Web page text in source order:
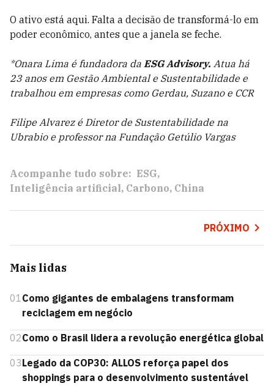
O ativo está aqui. Falta a decisão de transformá-lo em
poder econômico, antes que a janela se feche.
*Onara Lima é fundadora da ESG Advisory. Atua há
23 anos em Gestão Ambiental e Sustentabilidade e
trabalhou em empresas como Gerdau, Suzano e CCR
Filipe Alvarez é Diretor de Sustentabilidade na
Ubrabio e professor na Fundação Getúlio Vargas
Acompanhe tudo sobre: ESG
Inteligência artificial Carbono China
PRÓXIMO
Mais lidas
01Como gigantes de embalagens transformam
reciclagem em negócio
02Como o Brasil lidera a revolução energética global
03Legado da COP30: ALLOS reforça papel dos
shoppings para o desenvolvimento sustentável